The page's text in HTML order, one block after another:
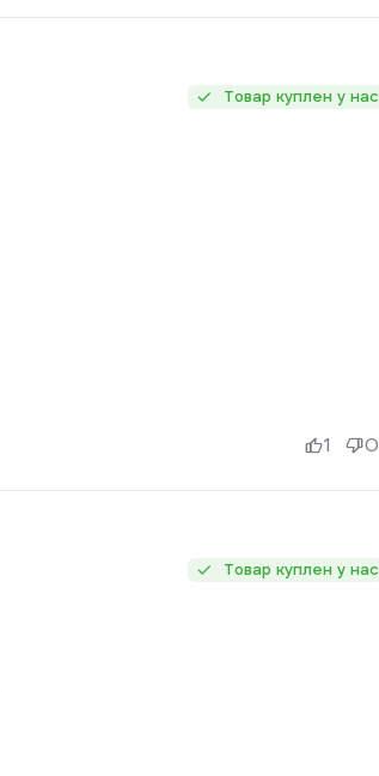
Товар куплен у нас
1 0
Товар куплен у нас